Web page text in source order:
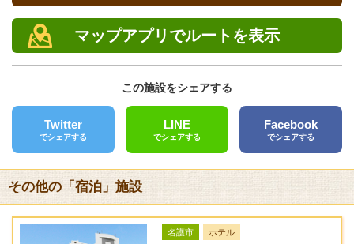
0980-48-3253
FAX
0980-48-3951
[未対応]
[未対応]
[なし]
プ
間
1
泊
生4,000円 小学生
3,000円 幼児2,000
円 / 人
生4,000円 小学生
3,000円 幼児2,000
円 / 人
食
付
き
大人4,500円 中学
円 / 人
部屋設備
テレビ・クーラー
マップアプリでルートを表示
この施設をシェアする
Twitter
でシェアする
LINE
でシェアする
Facebook
でシェアする
その他の「宿泊」施設
名護市 ホテル